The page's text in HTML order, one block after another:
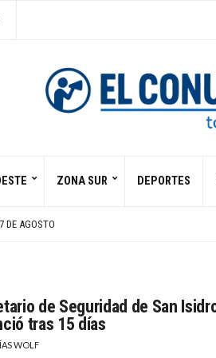
ZONA SUR DEPORTES
DE AGOSTO
de Seguridad de San
tras 15 días
WOLF